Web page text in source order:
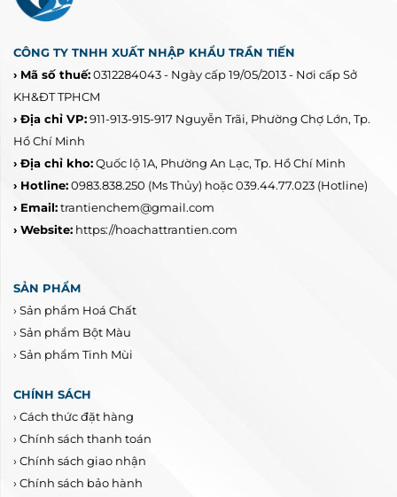
CÔNG TY TNHH XUẤT NHẬP KHẨU TRẦN TIẾN
› Mã số thuế:0312284043 - Ngày cấp 19/05/2013 - Nơi cấp Sở
KH&ĐT TPHCM
› Địa chỉ VP:911-913-915-917 Nguyễn Trãi, Phường Chợ Lớn, Tp.
Hồ Chí Minh
› Địa chỉ kho:Quốc lộ 1A, Phường An Lạc, Tp. Hồ Chí Minh
› Hotline: 0983.838.250 (Ms Thủy) hoặc 039.44.77.023(Hotline)
› Email:trantienchem@gmail.com
› Website: https://hoachattrantien.com
SẢN PHẨM
› Sản phẩm Hoá Chất
› Sản phẩm Bột Màu
› Sản phẩm Tinh Mùi
CHÍNH SÁCH
› Cách thức đặt hàng
› Chính sách thanh toán
› Chính sách giao nhận
› Chính sách bảo hành